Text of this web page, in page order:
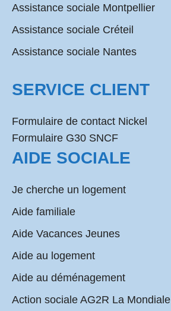
Assistance sociale Montpellier
Assistance sociale Créteil
Assistance sociale Nantes
SERVICE CLIENT
Formulaire de contact Nickel
Formulaire G30 SNCF
AIDE SOCIALE
Je cherche un logement
Aide familiale
Aide Vacances Jeunes
Aide au logement
Aide au déménagement
Action sociale AG2R La Mondiale